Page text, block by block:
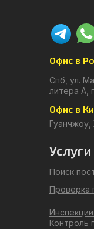
Офис в
Спб, ул.
литера А,
Офис в
Контроль
Проверка
Поиск
Услуги